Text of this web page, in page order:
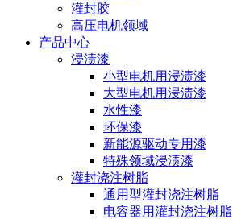
灌封胶
高压电机领域
产品中心
浸渍漆
小型电机用浸渍漆
大型电机用浸渍漆
水性漆
环保漆
新能源驱动专用漆
特殊领域浸渍漆
灌封浇注树脂
通用型灌封浇注树脂
电容器用灌封浇注树脂